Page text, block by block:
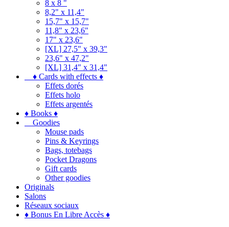
8 x 8 "
8,2" x 11,4"
15,7" x 15,7"
11,8" x 23,6"
17" x 23,6"
[XL] 27,5" x 39,3"
23,6" x 47,2"
[XL] 31,4" x 31,4"
♦ Cards with effects ♦
Effets dorés
Effets holo
Effets argentés
♦ Books ♦
Goodies
Mouse pads
Pins & Keyrings
Bags, totebags
Pocket Dragons
Gift cards
Other goodies
Originals
Salons
Réseaux sociaux
♦ Bonus En Libre Accès ♦